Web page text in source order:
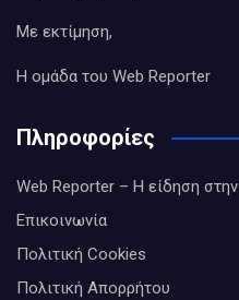
Με εκτίμηση,
Η ομάδα του Web Reporter
Πληροφορίες
Web Reporter – Η είδηση
Επικοινωνία
Πολιτική Cookies
Πολιτική Απορρήτου